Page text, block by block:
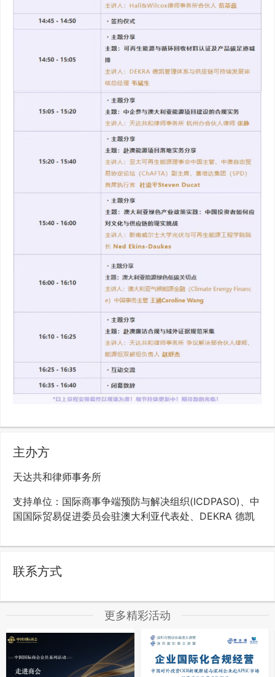
主办方
天达共和律师事务所
支持单位：国际商事争端预防与解决组织(ICDPASO)、中
国国际贸易促进委员会驻澳大利亚代表处、DEKRA 德凯
联系方式
更多精彩活动